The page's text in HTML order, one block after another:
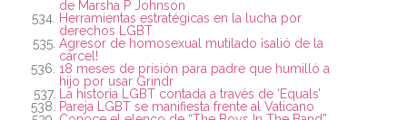
de Marsha P Johnson
Herramientas estratégicas en la lucha por
derechos LGBT
Agresor de homosexual mutilado ¡salió de la
cárcel!
18 meses de prisión para padre que humilló a
hijo por usar Grindr
La historia LGBT contada a través de ‘Equals’
Pareja LGBT se manifiesta frente al Vaticano